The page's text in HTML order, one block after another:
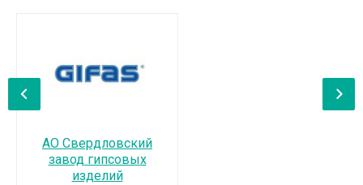
АО Свердловский
завод гипсовых
изделий